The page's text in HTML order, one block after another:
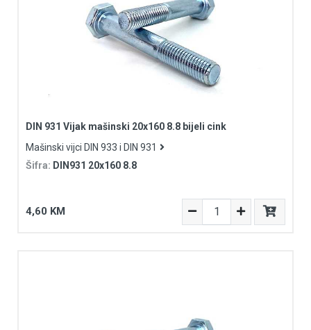
DIN 931 Vijak mašinski 20x160 8.8 bijeli cink
Mašinski vijci DIN 933 i DIN 931
Šifra: DIN931 20x160 8.8
4,60 KM